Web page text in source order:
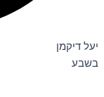
יעל דיקמן
בשבע